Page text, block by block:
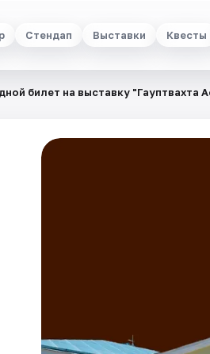
Стендап Выставки Квесты
билет на выставку "Гауптвахта